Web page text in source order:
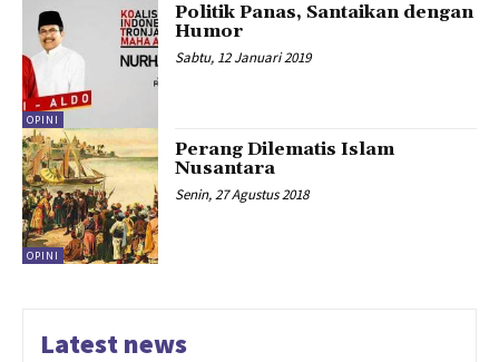
OPINI
Politik Panas, Santaikan dengan
Humor
Sabtu, 12 Januari 2019
OPINI
Perang Dilematis Islam
Nusantara
Senin, 27 Agustus 2018
Latest news